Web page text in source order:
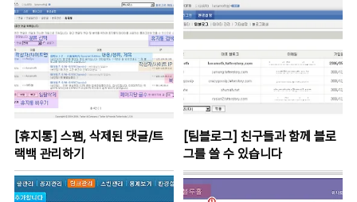
[휴지통] 스팸, 삭제된 댓글/트
랙백 관리하기
[팀블로그] 친구들과 함께 블로
그를 쓸 수 있습니다